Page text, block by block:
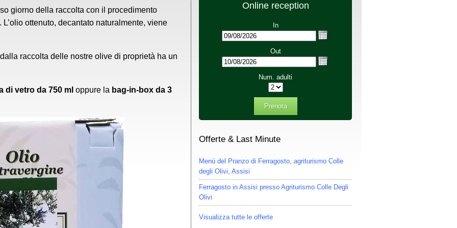
giorno della raccolta con il procedimento
ottenuto, decantato naturalmente, viene
raccolta delle nostre olive di proprietà ha un
di vetro da 750 ml oppure la bag-in-box da 3
Online reception
In
Out
Num. adulti
Prenota
Offerte & Last Minute
Menù del Pranzo di Ferragosto, agriturismo Colle
degli Olivi, Assisi
Ferragosto in Assisi presso Agriturismo Colle Degli
Olivi
Visualizza tutte le offerte